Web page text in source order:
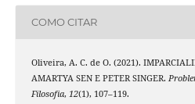
COMO CITAR
Oliveira, A. C. de O. (2021).
AMARTYA SEN E PETER SINGER.
Filosofia, 12(1), 107–119.